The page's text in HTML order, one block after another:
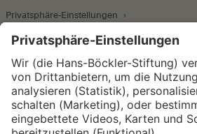
Privatsphäre-Einstellungen
Wirtschafts- und
Institut für Makroökonomie